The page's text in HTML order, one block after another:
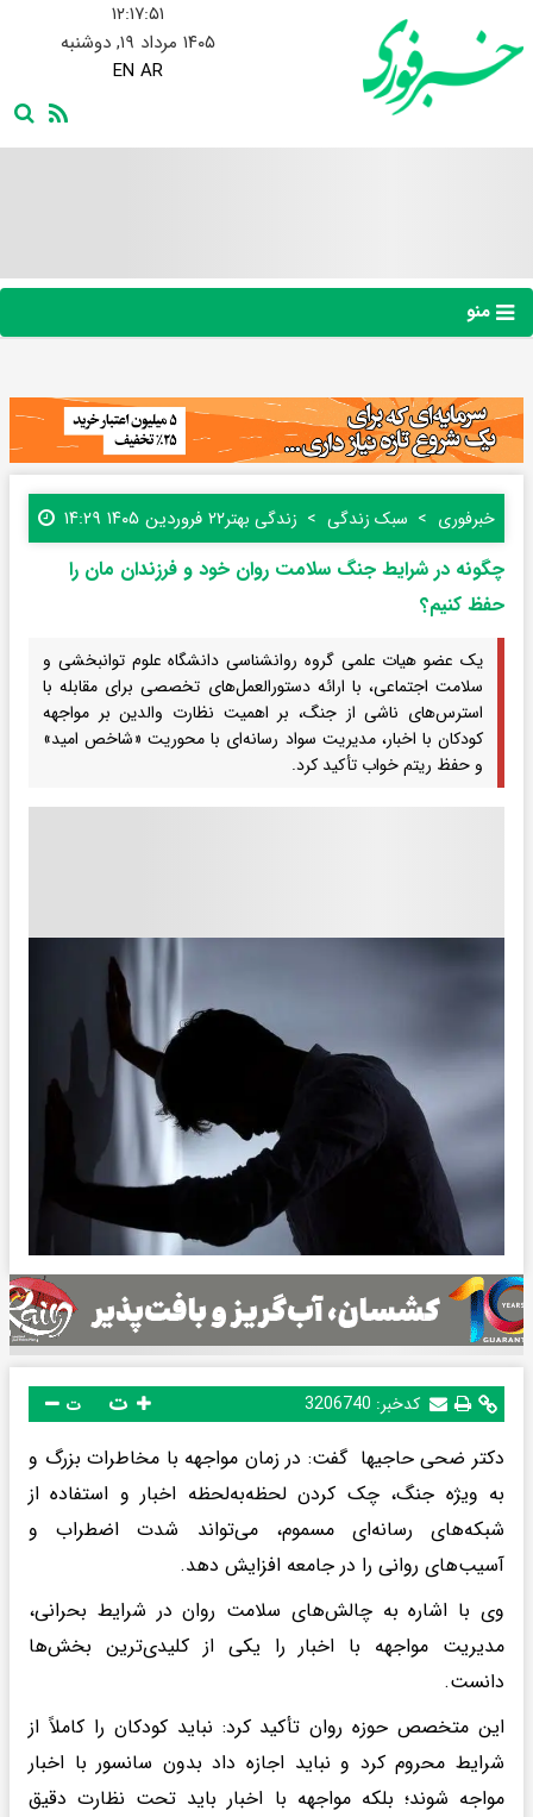
۱۲:۱۷:۵۲
۱۴۰۵ مرداد ۱۹, دوشنبه
EN AR
منو
خبرفوری سبک زندگی زندگی بهتر۲۲ فروردین ۱۴۰۵ ۱۴:۲۹
چگونه در شرایط جنگ سلامت روان خود و فرزندان مان را
حفظ کنیم؟
یک عضو هیات علمی گروه روانشناسی دانشگاه علوم توانبخشی و
سلامت اجتماعی، با ارائه دستورالعمل‌های تخصصی برای مقابله با
استرس‌های ناشی از جنگ، بر اهمیت نظارت والدین بر مواجهه
کودکان با اخبار، مدیریت سواد رسانه‌ای با محوریت «شاخص امید»
و حفظ ریتم خواب تأکید کرد.
کدخبر: 3206740 ت
دکتر ضحی حاجیها گفت: در زمان مواجهه با مخاطرات بزرگ و
به ویژه جنگ، چک کردن لحظه‌به‌لحظه اخبار و استفاده از
شبکه‌های رسانه‌ای مسموم، می‌تواند شدت اضطراب و
آسیب‌های روانی را در جامعه افزایش دهد.
وی با اشاره به چالش‌های سلامت روان در شرایط بحرانی،
مدیریت مواجهه با اخبار را یکی از کلیدی‌ترین بخش‌ها
دانست.
این متخصص حوزه روان تأکید کرد: نباید کودکان را کاملاً از
شرایط محروم کرد و نباید اجازه داد بدون سانسور با اخبار
مواجه شوند؛ بلکه مواجهه با اخبار باید تحت نظارت دقیق